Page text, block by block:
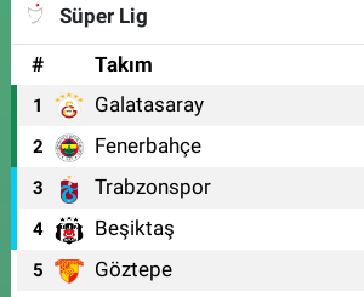
Süper Lig
#
Takım
1 Galatasaray
2 Fenerbahçe
3 Trabzonspor
4 Beşiktaş
5 Göztepe